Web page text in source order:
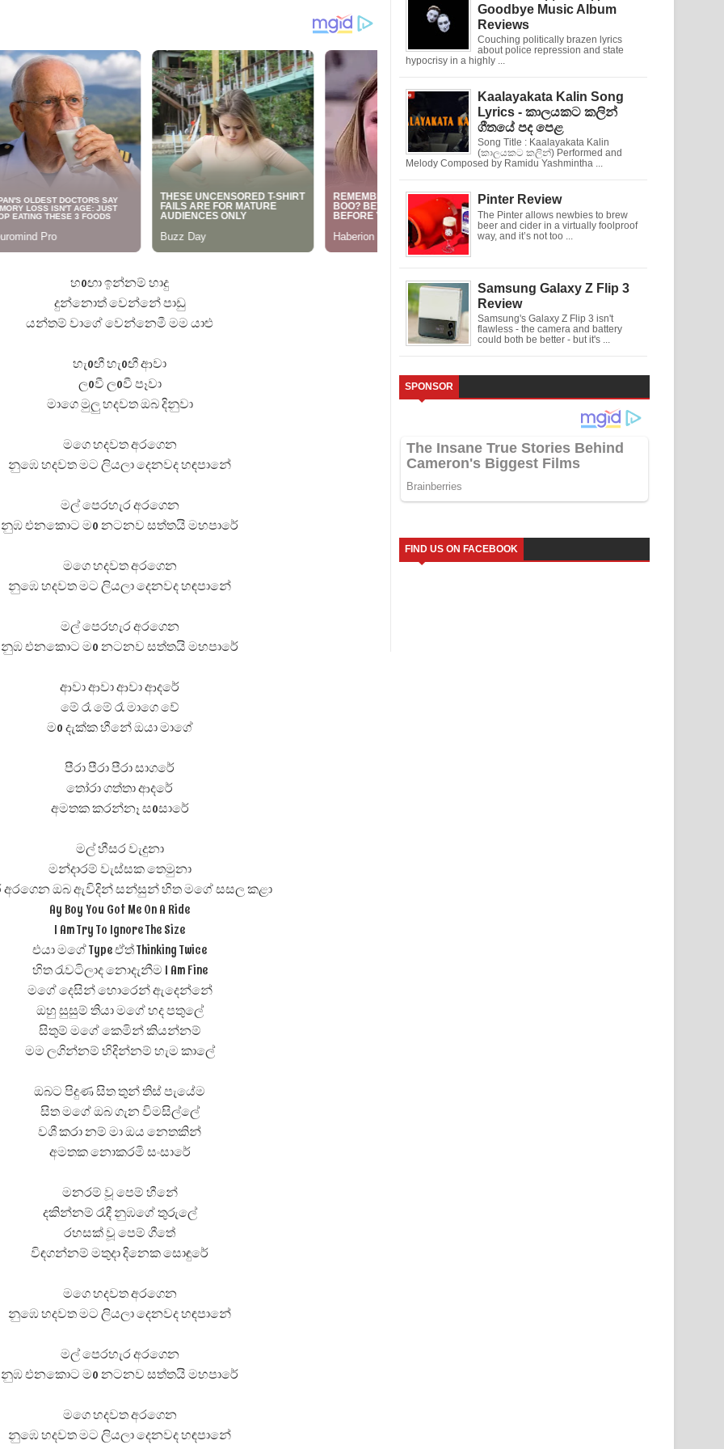
පද පෙළ
පද පෙළ
හoඟා ඉන්නම් හාදු
දුන්නොත් වෙන්නේ පාඩු
යන්තම් වාගේ වෙන්නෙමී මම යාළු
හැoඟී හැoඟී ආවා
ලoවී ලoවී පෑවා
මාගෙ මුලු හදවත ඔබ දිනුවා
මගෙ හදවත අරගෙන
නුඹෙ හදවත මට ලියලා දෙනවද හඳපානේ
මල් පෙරහැර අරගෙන
නුඹ එනකොට මo නටනව සත්තයි මහපාරේ
මගෙ හදවත අරගෙන
නුඹෙ හදවත මට ලියලා දෙනවද හඳපානේ
මල් පෙරහැර අරගෙන
නුඹ එනකොට මo නටනව සත්තයි මහපාරේ
ආවා ආවා ආවා ආදරේ
මේ රෑ මේ රෑ මාගෙ වේ
මo දැක්ක හීනේ ඔයා මාගේ
පීරා පීරා පීරා සාගරේ
තෝරා ගත්තා ආදරේ
අමතක කරන්නෑ සoසාරේ
මල් හීසර වැදුනා
මන්දාරම් වැස්සක තෙමුනා
අරගෙන ඔබ ඇවිදින් සන්සුන් හිත මගේ සසල කළා
Ay Boy You Got Me On A Ride
I Am Try To Ignore The Size
එයා මගේ Type ඒත් Thinking Twice
හිත රැවටිලාද නොදැනීම I Am Fine
මගේ දෙසින් හොරෙන් ඇදෙන්නේ
ඔහු සුසුම් තියා මගේ හද පතුලේ
සිතුම් මගේ කෙමින් කියන්නම්
මම ලගින්නම් හිදින්නම් හැම කාලේ
ඔබට පිදුණ සිත තුන් තිස් පැයේම
සිත මගේ ඔබ ගැන විමසිල්ලේ
වශී කරා නම් මා ඔය නෙතකින්
අමතක නොකරමි සංසාරේ
මනරම් වූ පෙම් හීනේ
දකින්නම් රැඳී නුඹගේ තුරුලේ
රහසක් වූ පෙම් ගීතේ
විඳගන්නම් මතුදා දිනෙක සොඳුරේ
මගෙ හදවත අරගෙන
නුඹෙ හදවත මට ලියලා දෙනවද හඳපානේ
මල් පෙරහැර අරගෙන
නුඹ එනකොට මo නටනව සත්තයි මහපාරේ
මගෙ හදවත අරගෙන
නුඹෙ හදවත මට ලියලා දෙනවද හඳපානේ
Goodbye Music Album
Reviews
Couching politically brazen lyrics
about police repression and state
hypocrisy in a highly ...
Kaalayakata Kalin Song
Lyrics - කාලයකට කලින්
ගීතයේ පද පෙළ
Song Title : Kaalayakata Kalin
(කාලයකට කලින්) Performed and
Melody Composed by Ramidu Yashmintha ...
Pinter Review
The Pinter allows newbies to brew
beer and cider in a virtually foolproof
way, and it’s not too ...
Samsung Galaxy Z Flip 3
Review
Samsung's Galaxy Z Flip 3 isn't
flawless - the camera and battery
could both be better - but it's ...
SPONSOR
FIND US ON FACEBOOK